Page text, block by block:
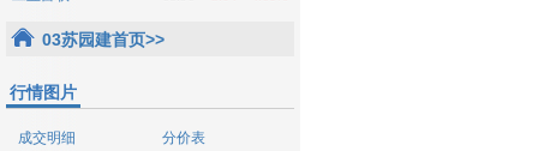
03苏园建首页>>
行情图片
成交明细
分价表